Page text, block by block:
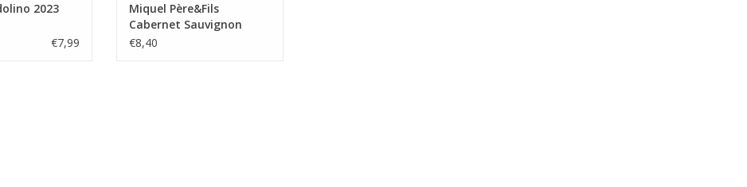
2023
€7,99
Miquel Père&Fils
Cabernet Sauvignon
2023, Pays d'Oc
€8,40